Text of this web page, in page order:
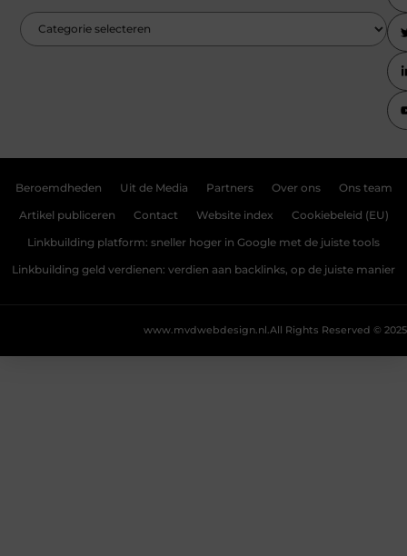
Beroemdheden Uit de Media Partners Over ons Ons team
Artikel publiceren Contact Website index Cookiebeleid (EU)
Linkbuilding platform: sneller hoger in Google met de juiste tools
Linkbuilding geld verdienen: verdien aan backlinks, op de juiste manier
All Rights Reserved © 2025
www.mvdwebdesign.nl.